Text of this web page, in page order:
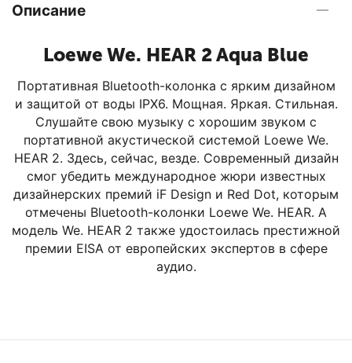
Описание
Loewe We. HEAR 2 Aqua Blue
Портативная Bluetooth-колонка с ярким дизайном
и защитой от воды IPX6. Мощная. Яркая. Стильная.
Слушайте свою музыку с хорошим звуком с
портативной акустической системой Loewe We.
HEAR 2. Здесь, сейчас, везде. Современный дизайн
смог убедить международное жюри известных
дизайнерских премий iF Design и Red Dot, которым
отмечены Bluetooth-колонки Loewe We. HEAR. А
модель We. HEAR 2 также удостоилась престижной
премии EISA от европейских экспертов в сфере
аудио.